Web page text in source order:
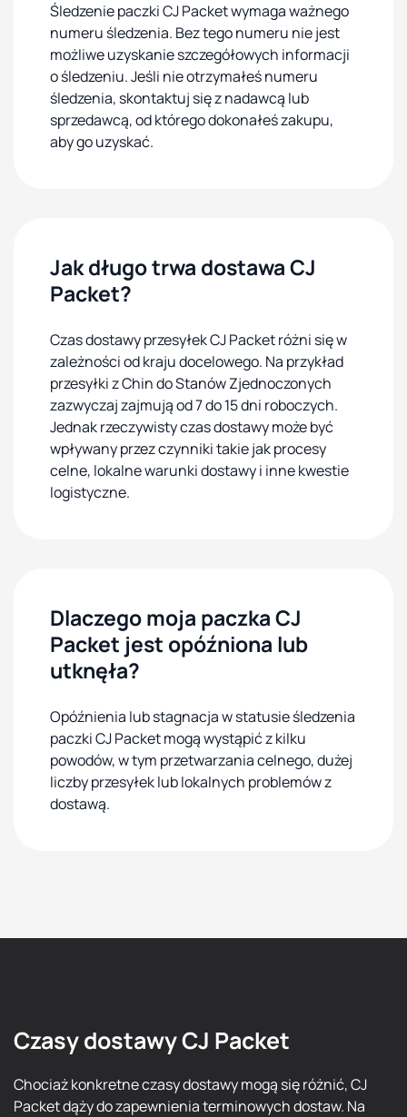
Śledzenie paczki CJ Packet wymaga ważnego
numeru śledzenia. Bez tego numeru nie jest
możliwe uzyskanie szczegółowych informacji
o śledzeniu. Jeśli nie otrzymałeś numeru
śledzenia, skontaktuj się z nadawcą lub
sprzedawcą, od którego dokonałeś zakupu,
aby go uzyskać.
Jak długo trwa dostawa CJ
Packet?
Czas dostawy przesyłek CJ Packet różni się w
zależności od kraju docelowego. Na przykład
przesyłki z Chin do Stanów Zjednoczonych
zazwyczaj zajmują od 7 do 15 dni roboczych.
Jednak rzeczywisty czas dostawy może być
wpływany przez czynniki takie jak procesy
celne, lokalne warunki dostawy i inne kwestie
logistyczne.
Dlaczego moja paczka CJ
Packet jest opóźniona lub
utknęła?
Opóźnienia lub stagnacja w statusie śledzenia
paczki CJ Packet mogą wystąpić z kilku
powodów, w tym przetwarzania celnego, dużej
liczby przesyłek lub lokalnych problemów z
dostawą.
Czasy dostawy CJ Packet
Chociaż konkretne czasy dostawy mogą się różnić, CJ
Packet dąży do zapewnienia terminowych dostaw. Na